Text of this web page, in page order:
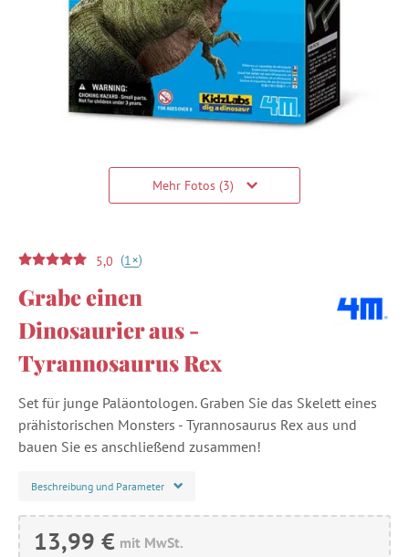
Mehr Fotos (3)
5,0 (1+)
Grabe einen
Dinosaurier aus -
Tyrannosaurus Rex
Set für junge Paläontologen. Graben Sie das Skelett eines
prähistorischen Monsters - Tyrannosaurus Rex aus und
bauen Sie es anschließend zusammen!
Beschreibung und Parameter
13,99 € mit MwSt.